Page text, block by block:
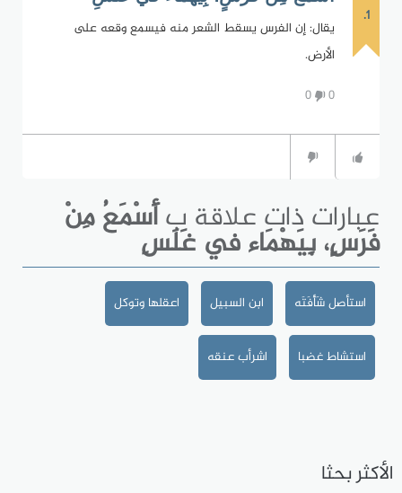
1.
يقال: إن الفرس يسقط الشعر منه فيسمع وقعه على
الأرض.
0
0
عبارات ذات علاقة بأَسْمَعُ مِنْ
فَرَسٍ، بِيَهْمَاء في غَلَسِ
استأصل شَأْفَتَه ابن السبيل اعقلها وتوكل
استشاط غضبا اشرأب عنقه
الأكثر بحثا